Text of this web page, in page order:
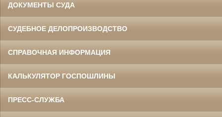
ДОКУМЕНТЫ СУДА
СУДЕБНОЕ ДЕЛОПРОИЗВОДСТВО
СПРАВОЧНАЯ ИНФОРМАЦИЯ
КАЛЬКУЛЯТОР ГОСПОШЛИНЫ
ПРЕСС-СЛУЖБА